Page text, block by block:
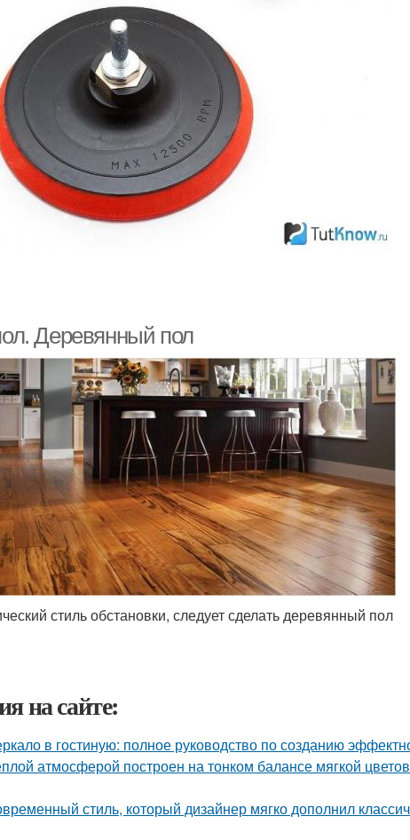
Деревянный пол
стиль обстановки, следует сделать деревянный пол
на сайте:
в гостиную: полное руководство по созданию
атмосферой построен на тонком балансе мягкой
стиль, который дизайнер мягко дополнил